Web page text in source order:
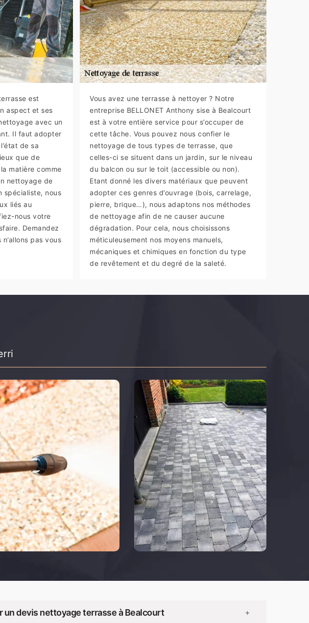
est
aspect et ses
avec un
Il faut adopter
de sa
que de
matière comme
nettoyage de
spécialiste, nous
liés au
nous votre
Demandez
pas vous
Vous avez une terrasse à nettoyer ? Notre
entreprise BELLONET Anthony sise à Bealcourt
est à votre entière service pour s’occuper de
cette tâche. Vous pouvez nous confier le
nettoyage de tous types de terrasse, que
celles-ci se situent dans un jardin, sur le niveau
du balcon ou sur le toit (accessible ou non).
Etant donné les divers matériaux que peuvent
adopter ces genres d’ouvrage (bois, carrelage,
pierre, brique…), nous adaptons nos méthodes
de nettoyage afin de ne causer aucune
dégradation. Pour cela, nous choisissons
méticuleusement nos moyens manuels,
mécaniques et chimiques en fonction du type
de revêtement et du degré de la saleté.
un devis nettoyage terrasse à Bealcourt +